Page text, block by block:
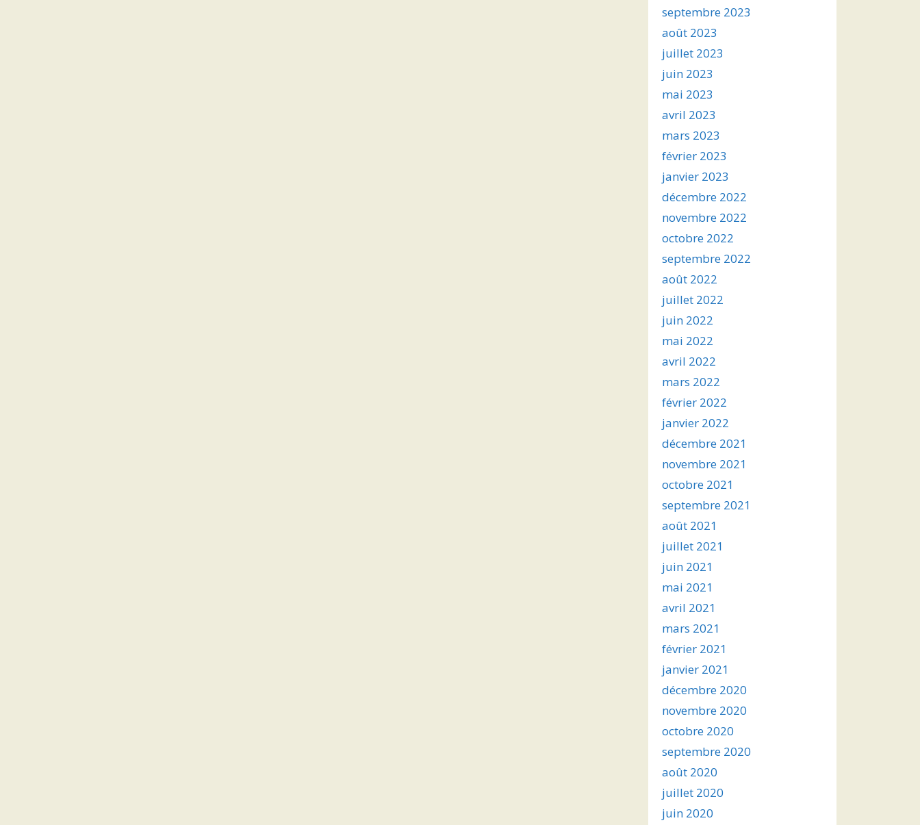
septembre 2023
août 2023
juillet 2023
juin 2023
mai 2023
avril 2023
mars 2023
février 2023
janvier 2023
décembre 2022
novembre 2022
octobre 2022
septembre 2022
août 2022
juillet 2022
juin 2022
mai 2022
avril 2022
mars 2022
février 2022
janvier 2022
décembre 2021
novembre 2021
octobre 2021
septembre 2021
août 2021
juillet 2021
juin 2021
mai 2021
avril 2021
mars 2021
février 2021
janvier 2021
décembre 2020
novembre 2020
octobre 2020
septembre 2020
août 2020
juillet 2020
juin 2020